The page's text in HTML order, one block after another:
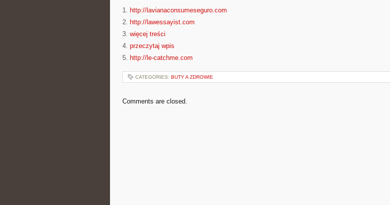
1. http://lavianaconsumeseguro.com
2. http://lawessayist.com
3. więcej treści
4. przeczytaj wpis
5. http://le-catchme.com
CATEGORIES: BUTY A ZDROWIE
Comments are closed.